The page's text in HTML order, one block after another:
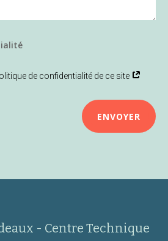
de confidentialité de ce site
ENVOYER
- Centre Technique